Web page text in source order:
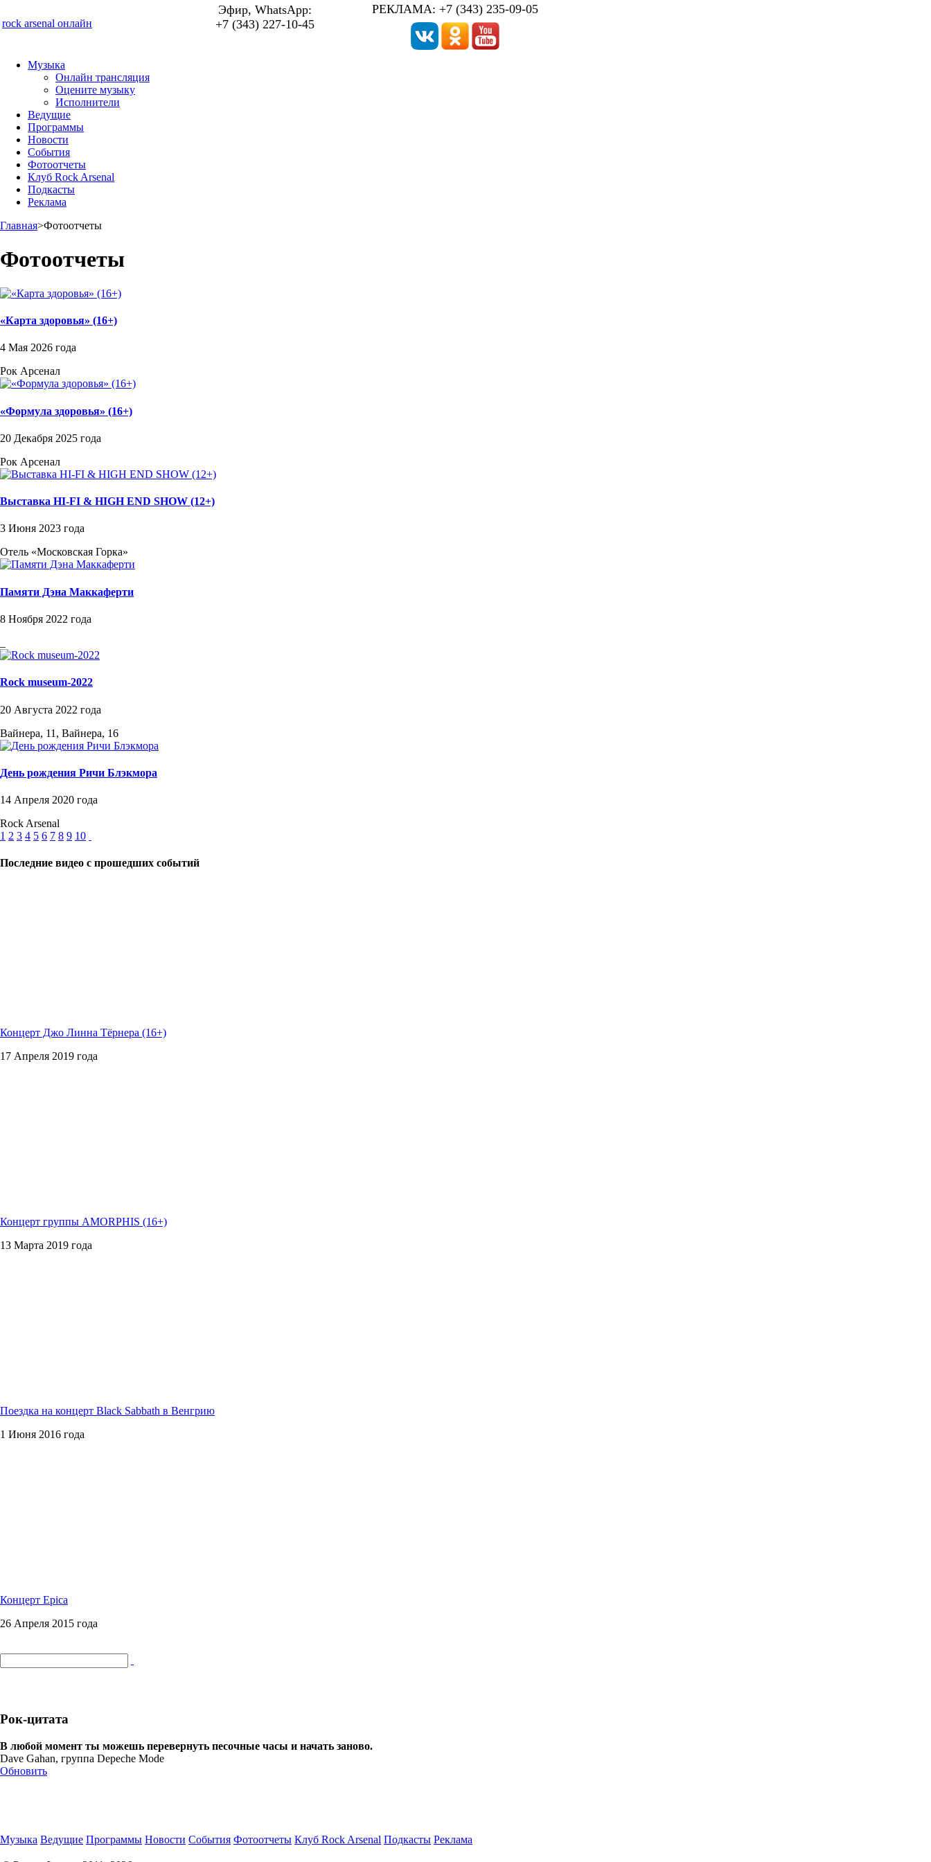
rock arsenal онлайн
Эфир, WhatsApp:
+7 (343) 227-10-45
РЕКЛАМА: +7 (343) 235-09-05
Музыка
Онлайн трансляция
Оцените музыку
Исполнители
Ведущие
Программы
Новости
События
Фотоотчеты
Клуб Rock Arsenal
Подкасты
Реклама
Главная>Фотоотчеты
Фотоотчеты
«Карта здоровья» (16+)
4 Мая 2026 года
Рок Арсенал
«Формула здоровья» (16+)
20 Декабря 2025 года
Рок Арсенал
Выставка HI-FI & HIGH END SHOW (12+)
3 Июня 2023 года
Отель «Московская Горка»
Памяти Дэна Маккаферти
8 Ноября 2022 года
Rock museum-2022
20 Августа 2022 года
Вайнера, 11, Вайнера, 16
День рождения Ричи Блэкмора
14 Апреля 2020 года
Rock Arsenal
1 2 3 4 5 6 7 8 9 10
Последние видео с прошедших событий
Концерт Джо Линна Тёрнера (16+)
17 Апреля 2019 года
Концерт группы AMORPHIS (16+)
13 Марта 2019 года
Поездка на концерт Black Sabbath в Венгрию
1 Июня 2016 года
Концерт Epica
26 Апреля 2015 года
Рок-цитата
В любой момент ты можешь перевернуть песочные часы и начать заново.
Dave Gahan, группа Depeche Mode
Обновить
Музыка Ведущие Программы Новости События Фотоотчеты Клуб Rock Arsenal Подкасты Реклама